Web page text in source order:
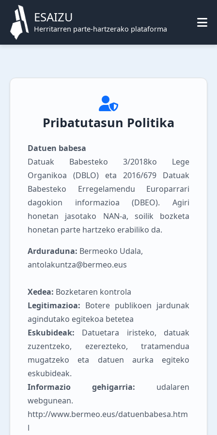
ESAIZU
Herritarren parte-hartzerako plataforma
Pribatutasun Politika
Datuen babesa
Datuak Babesteko 3/2018ko Lege
Organikoa (DBLO) eta 2016/679 Datuak
Babesteko Erregelamendu Europarrari
dagokion informazioa (DBEO). Agiri
honetan jasotako NAN-a, soilik bozketa
honetan parte hartzeko erabiliko da.
Arduraduna: Bermeoko Udala,
antolakuntza@bermeo.eus
Xedea: Bozketaren kontrola
Legitimazioa: Botere publikoen jardunak
agindutako egitekoa betetea
Eskubideak: Datuetara iristeko, datuak
zuzentzeko, ezerezteko, tratamendua
mugatzeko eta datuen aurka egiteko
eskubideak.
Informazio gehigarria: udalaren
webgunean.
http://www.bermeo.eus/datuenbabesa.htm
l